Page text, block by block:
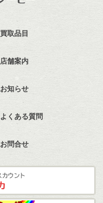
買取品目
店舗案内
お知らせ
よくある質問
お問合せ